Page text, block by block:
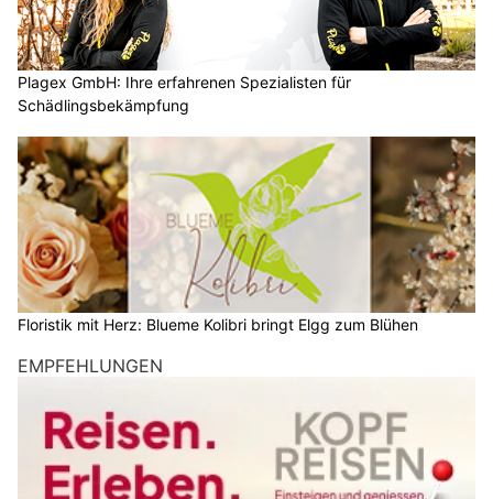
Plagex GmbH: Ihre erfahrenen Spezialisten für
Schädlingsbekämpfung
Floristik mit Herz: Blueme Kolibri bringt Elgg zum Blühen
EMPFEHLUNGEN